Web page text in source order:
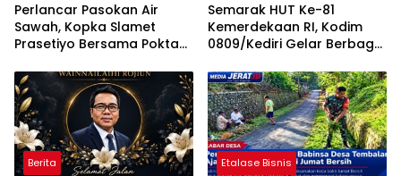
Perlancar Pasokan Air
Sawah, Kopka Slamet
Prasetiyo Bersama Poktan
Parit Irigasi
Semarak HUT Ke-81
Kemerdekaan RI, Kodim
0809/Kediri Gelar Berbagai
Berita Etalase Bisnis